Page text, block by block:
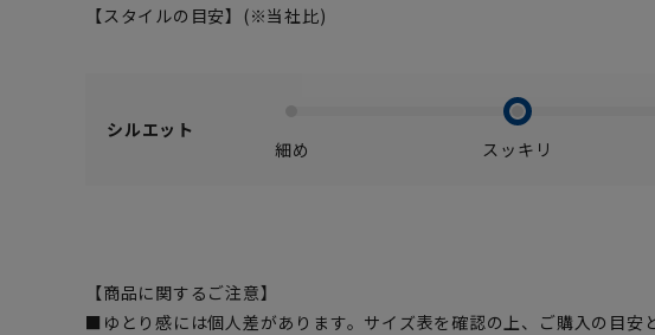
【スタイルの目安】(※当社比)
シルエット
細め
スッキリ
【商品に関するご注意】
■ゆとり感には個人差があります。サイズ表を確認の上、ご購入の目安